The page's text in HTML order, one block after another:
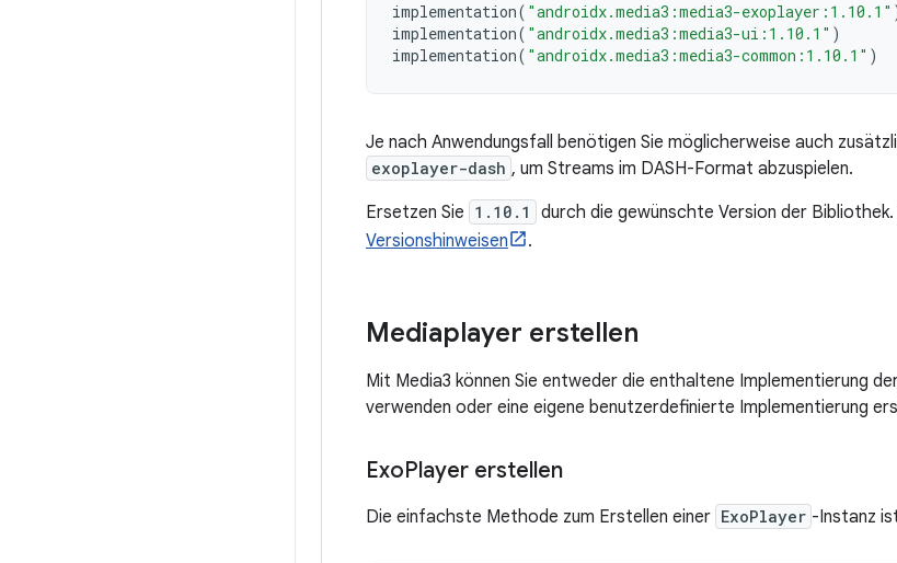
implementation( "androidx.media3:media3-exoplayer:1.10.1"
implementation( "androidx.media3:media3-ui:1.10.1" )
implementation( "androidx.media3:media3-common:1.10.1" )
Je nach Anwendungsfall benötigen Sie möglicherweise auch
exoplayer-dash , um Streams im DASH-Format abzuspielen.
Ersetzen Sie 1.10.1
durch die gewünschte Version der
Versionshinweisen
.
Mediaplayer erstellen
Mit Media3 können Sie entweder die enthaltene Implementierung
verwenden oder eine eigene benutzerdefinierte Implementierung
ExoPlayer erstellen
Die einfachste Methode zum Erstellen einer ExoPlayer -Instanz